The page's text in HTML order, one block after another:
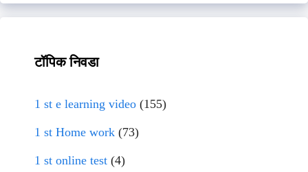
टॉपिक निवडा
1 st e learning video (155)
1 st Home work (73)
1 st online test (4)